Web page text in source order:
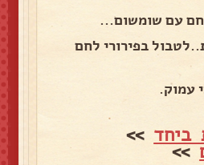
עם שומשום...
בפירורי לחם
עמוק.
ביחד >>
>>